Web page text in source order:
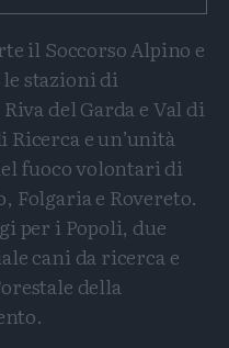
il Soccorso Alpino e
stazioni di
del Garda e Val di
e un’unità
fuoco volontari di
Folgaria e Rovereto.
per i Popoli, due
cani da ricerca e
della